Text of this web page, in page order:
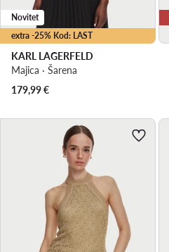
extra -25% Kod: LAST
Novitet
KARL LAGERFELD
Majica · Šarena
179,99€